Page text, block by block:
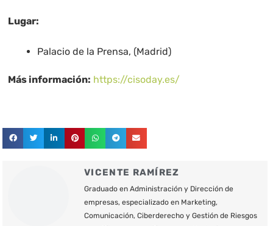
Lugar:
Palacio de la Prensa, (Madrid)
Más información: https://cisoday.es/
VICENTE RAMÍREZ
Graduado en Administración y Dirección de
empresas, especializado en Marketing,
Comunicación, Ciberderecho y Gestión de Riesgos